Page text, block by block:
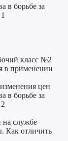
в борьбе за
класс №2
в применении
цен
в борьбе за
службе
Как отличить